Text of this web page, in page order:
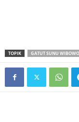
TOPIK GATUT SUNU WIBOWO